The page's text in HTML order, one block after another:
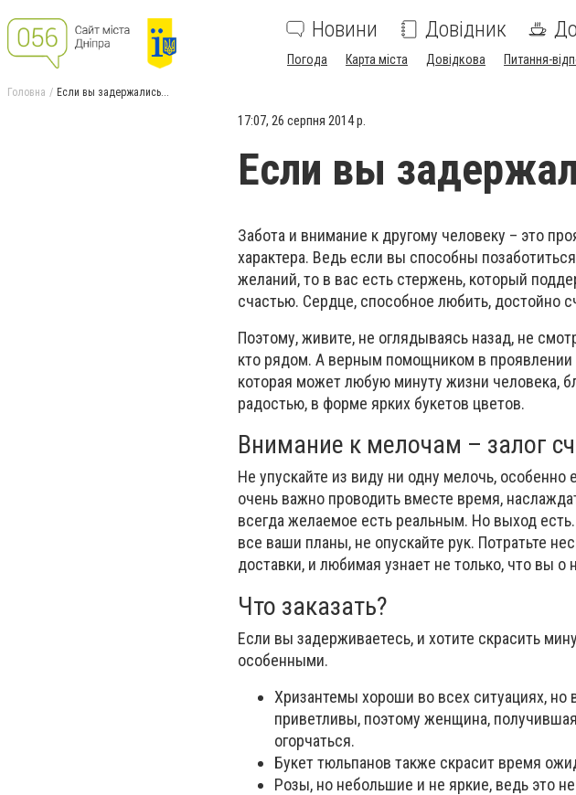
Новини Довідник
Погода Карта міста Довідкова Питання-
Головна Если вы задержались...
17:07, 26 серпня 2014 р.
Если вы
Забота и внимание к другому человеку – это
характера. Ведь если вы способны
желаний, то в вас есть стержень, который
счастью. Сердце, способное любить, достойно
Поэтому, живите, не оглядываясь назад, не
кто рядом. А верным помощником в проявлении
которая может любую минуту жизни человека,
радостью, в форме ярких букетов цветов.
Внимание к мелочам – залог
Не упускайте из виду ни одну мелочь, особенно
очень важно проводить вместе время,
всегда желаемое есть реальным. Но выход
все ваши планы, не опускайте рук. Потратьте
доставки, и любимая узнает не только, что вы
Что заказать?
Если вы задерживаетесь, и хотите скрасить
особенными.
Хризантемы хороши во всех ситуациях,
приветливы, поэтому женщина,
огорчаться.
Букет тюльпанов также скрасит время
Розы, но небольшие и не яркие, ведь это